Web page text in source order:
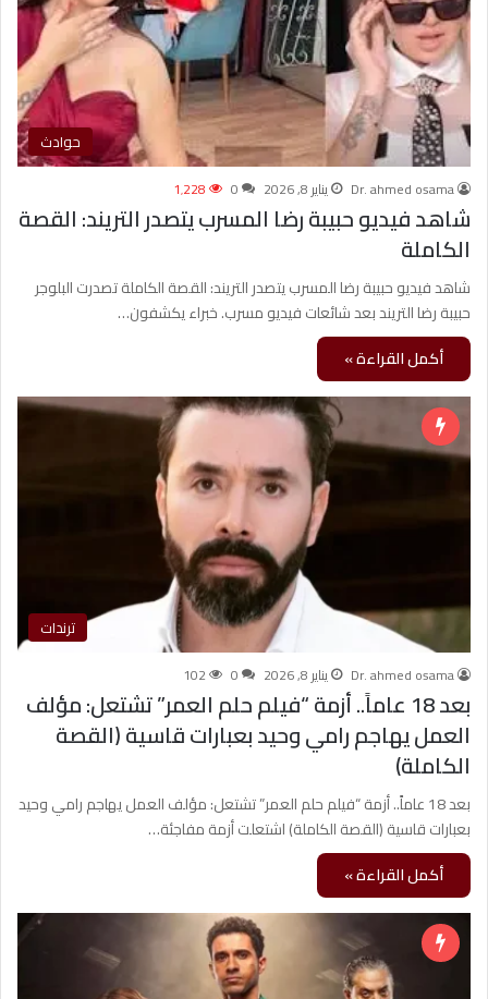
حوادث
Dr. ahmed osama يناير 8, 2026 0 1٬228
شاهد فيديو حبيبة رضا المسرب يتصدر التريند: القصة
الكاملة
شاهد فيديو حبيبة رضا المسرب يتصدر التريند: القصة الكاملة تصدرت البلوجر
حبيبة رضا التريند بعد شائعات فيديو مسرب. خبراء يكشفون…
أكمل القراءة »
ترندات
Dr. ahmed osama يناير 8, 2026 0
102
بعد 18 عاماً.. أزمة “فيلم حلم العمر” تشتعل: مؤلف
العمل يهاجم رامي وحيد بعبارات قاسية (القصة
الكاملة)
بعد 18 عاماً.. أزمة “فيلم حلم العمر” تشتعل: مؤلف العمل يهاجم رامي وحيد
بعبارات قاسية (القصة الكاملة) اشتعلت أزمة مفاجئة…
أكمل القراءة »